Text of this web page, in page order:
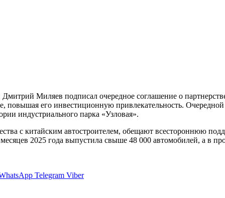
Миляев подписал очередное соглашение о
повышая его инвестиционную привлекательность.
индустриального парка «Узловая».
с китайским автостроителем, обещают всестороннюю
2025 года выпустила свыше 48 000 автомобилей, а в
Telegram Viber